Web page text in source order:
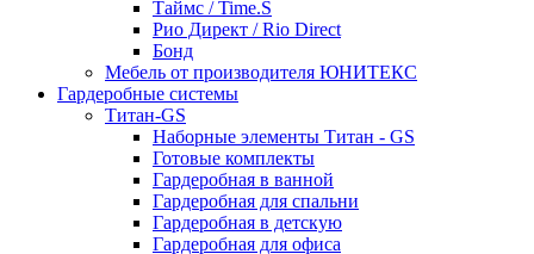
Таймс / Time.S
Рио Директ / Rio Direct
Бонд
Мебель от производителя ЮНИТЕКС
Гардеробные системы
Титан-GS
Наборные элементы Титан - GS
Готовые комплекты
Гардеробная в ванной
Гардеробная для спальни
Гардеробная в детскую
Гардеробная для офиса